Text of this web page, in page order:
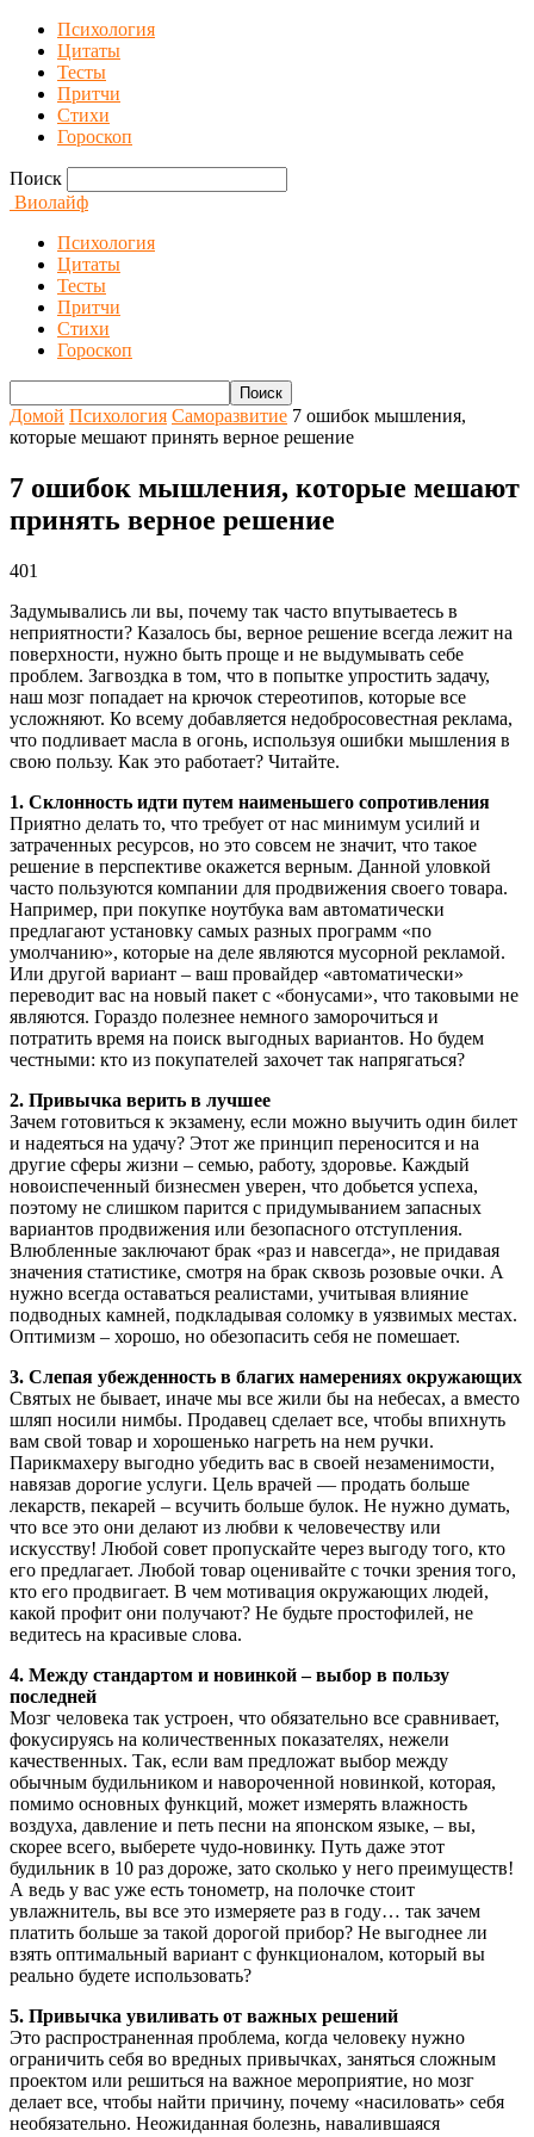
Психология
Цитаты
Тесты
Притчи
Стихи
Гороскоп
Поиск
Виолайф
Психология
Цитаты
Тесты
Притчи
Стихи
Гороскоп
Домой Психология Саморазвитие 7 ошибок мышления,
которые мешают принять верное решение
7 ошибок мышления, которые мешают
принять верное решение
401
Задумывались ли вы, почему так часто впутываетесь в
неприятности? Казалось бы, верное решение всегда лежит на
поверхности, нужно быть проще и не выдумывать себе
проблем. Загвоздка в том, что в попытке упростить задачу,
наш мозг попадает на крючок стереотипов, которые все
усложняют. Ко всему добавляется недобросовестная реклама,
что подливает масла в огонь, используя ошибки мышления в
свою пользу. Как это работает? Читайте.
1. Склонность идти путем наименьшего сопротивления
Приятно делать то, что требует от нас минимум усилий и
затраченных ресурсов, но это совсем не значит, что такое
решение в перспективе окажется верным. Данной уловкой
часто пользуются компании для продвижения своего товара.
Например, при покупке ноутбука вам автоматически
предлагают установку самых разных программ «по
умолчанию», которые на деле являются мусорной рекламой.
Или другой вариант – ваш провайдер «автоматически»
переводит вас на новый пакет с «бонусами», что таковыми не
являются. Гораздо полезнее немного заморочиться и
потратить время на поиск выгодных вариантов. Но будем
честными: кто из покупателей захочет так напрягаться?
2. Привычка верить в лучшее
Зачем готовиться к экзамену, если можно выучить один билет
и надеяться на удачу? Этот же принцип переносится и на
другие сферы жизни – семью, работу, здоровье. Каждый
новоиспеченный бизнесмен уверен, что добьется успеха,
поэтому не слишком парится с придумыванием запасных
вариантов продвижения или безопасного отступления.
Влюбленные заключают брак «раз и навсегда», не придавая
значения статистике, смотря на брак сквозь розовые очки. А
нужно всегда оставаться реалистами, учитывая влияние
подводных камней, подкладывая соломку в уязвимых местах.
Оптимизм – хорошо, но обезопасить себя не помешает.
3. Слепая убежденность в благих намерениях окружающих
Святых не бывает, иначе мы все жили бы на небесах, а вместо
шляп носили нимбы. Продавец сделает все, чтобы впихнуть
вам свой товар и хорошенько нагреть на нем ручки.
Парикмахеру выгодно убедить вас в своей незаменимости,
навязав дорогие услуги. Цель врачей — продать больше
лекарств, пекарей – всучить больше булок. Не нужно думать,
что все это они делают из любви к человечеству или
искусству! Любой совет пропускайте через выгоду того, кто
его предлагает. Любой товар оценивайте с точки зрения того,
кто его продвигает. В чем мотивация окружающих людей,
какой профит они получают? Не будьте простофилей, не
ведитесь на красивые слова.
4. Между стандартом и новинкой – выбор в пользу
последней
Мозг человека так устроен, что обязательно все сравнивает,
фокусируясь на количественных показателях, нежели
качественных. Так, если вам предложат выбор между
обычным будильником и навороченной новинкой, которая,
помимо основных функций, может измерять влажность
воздуха, давление и петь песни на японском языке, – вы,
скорее всего, выберете чудо-новинку. Путь даже этот
будильник в 10 раз дороже, зато сколько у него преимуществ!
А ведь у вас уже есть тонометр, на полочке стоит
увлажнитель, вы все это измеряете раз в году… так зачем
платить больше за такой дорогой прибор? Не выгоднее ли
взять оптимальный вариант с функционалом, который вы
реально будете использовать?
5. Привычка увиливать от важных решений
Это распространенная проблема, когда человеку нужно
ограничить себя во вредных привычках, заняться сложным
проектом или решиться на важное мероприятие, но мозг
делает все, чтобы найти причину, почему «насиловать» себя
необязательно. Неожиданная болезнь, навалившаяся